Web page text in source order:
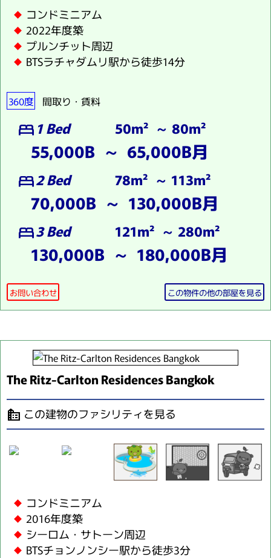
コンドミニアム
2022年度築
プルンチット周辺
BTSラチャダムリ駅から徒歩14分
360度 間取り・賃料
bed 1 Bed 50m² ～ 80m²
55,000B ～ 65,000B月
bed2 Bed 78m² ～ 113m²
70,000B ～ 130,000B月
bed3 Bed 121m² ～ 280m²
130,000B ～ 180,000B月
お問い合わせ この物件の他の部屋を見る
The Ritz-Carlton Residences Bangkok
source_environment この建物のファシリティを見る
コンドミニアム
2016年度築
シーロム・サトーン周辺
BTSチョンノンシー駅から徒歩3分